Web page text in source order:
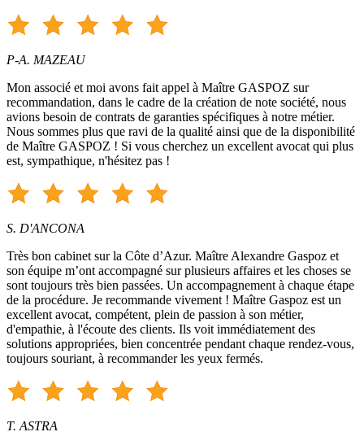
P-A. MAZEAU
Mon associé et moi avons fait appel à Maître GASPOZ sur
recommandation, dans le cadre de la création de note société, nous
avions besoin de contrats de garanties spécifiques à notre métier.
Nous sommes plus que ravi de la qualité ainsi que de la disponibilité
de Maître GASPOZ ! Si vous cherchez un excellent avocat qui plus
est, sympathique, n'hésitez pas !
S. D'ANCONA
Très bon cabinet sur la Côte d’Azur. Maître Alexandre Gaspoz et
son équipe m’ont accompagné sur plusieurs affaires et les choses se
sont toujours très bien passées. Un accompagnement à chaque étape
de la procédure. Je recommande vivement ! Maître Gaspoz est un
excellent avocat, compétent, plein de passion à son métier,
d'empathie, à l'écoute des clients. Ils voit immédiatement des
solutions appropriées, bien concentrée pendant chaque rendez-vous,
toujours souriant, à recommander les yeux fermés.
T. ASTRA